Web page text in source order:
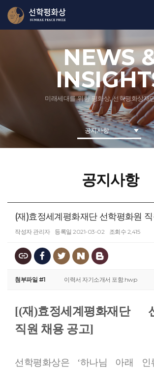
NEWS
미래세대를 위한 평화상, 선학평화상재
공지사항
공지사항
(재)효정세계평화재단 선학평화원
작성자 관리자 등록일 2021-03-02 조회수 2,415
첨부파일 #1 이력서 자기소개서 포함.hwp
[(재)효정세계평화재단
직원 채용 공고]
선학평화상은 ‘하나님 아래